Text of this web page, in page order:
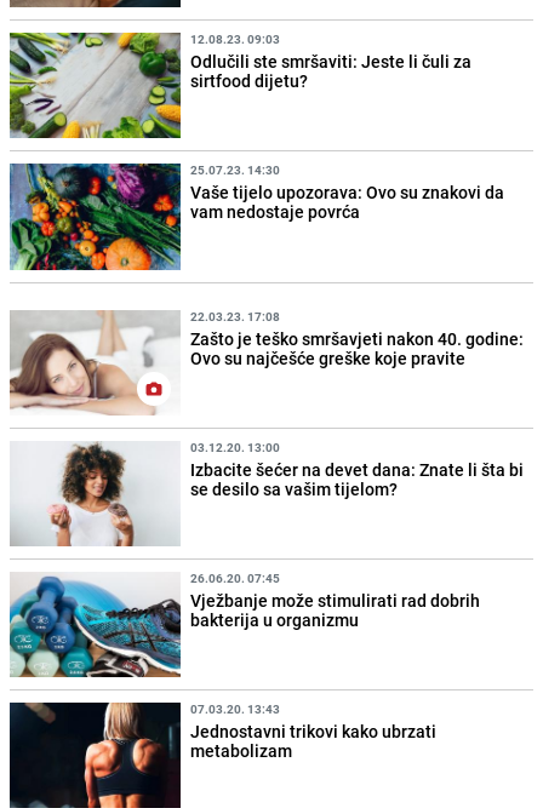
12.08.23. 09:03
Odlučili ste smršaviti: Jeste li čuli za
sirtfood dijetu?
25.07.23. 14:30
Vaše tijelo upozorava: Ovo su znakovi da
vam nedostaje povrća
22.03.23. 17:08
Zašto je teško smršavjeti nakon 40. godine:
Ovo su najčešće greške koje pravite
03.12.20. 13:00
Izbacite šećer na devet dana: Znate li šta bi
se desilo sa vašim tijelom?
26.06.20. 07:45
Vježbanje može stimulirati rad dobrih
bakterija u organizmu
07.03.20. 13:43
Jednostavni trikovi kako ubrzati
metabolizam